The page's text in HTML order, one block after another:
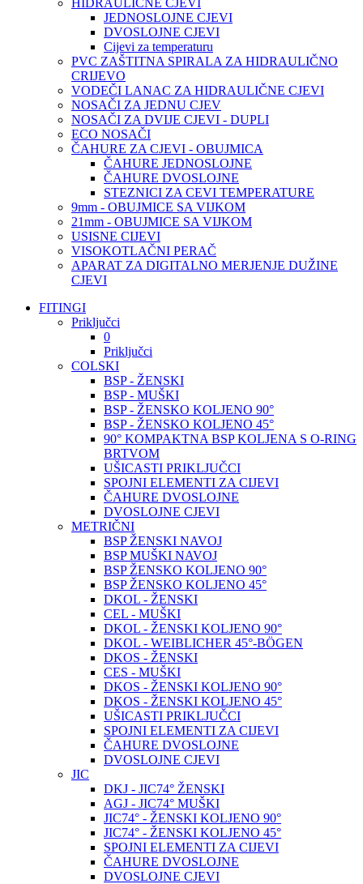
HIDRAULIČNE CJEVI
JEDNOSLOJNE CJEVI
DVOSLOJNE CJEVI
Cijevi za temperaturu
PVC ZAŠTITNA SPIRALA ZA HIDRAULIČNO
CRIJEVO
VODEČI LANAC ZA HIDRAULIČNE CJEVI
NOSAČI ZA JEDNU CJEV
NOSAČI ZA DVIJE CJEVI - DUPLI
ECO NOSAČI
ČAHURE ZA CJEVI - OBUJMICA
ČAHURE JEDNOSLOJNE
ČAHURE DVOSLOJNE
STEZNICI ZA CEVI TEMPERATURE
9mm - OBUJMICE SA VIJKOM
21mm - OBUJMICE SA VIJKOM
USISNE CIJEVI
VISOKOTLAČNI PERAČ
APARAT ZA DIGITALNO MERJENJE DUŽINE
CJEVI
FITINGI
Priključci
0
Priključci
COLSKI
BSP - ŽENSKI
BSP - MUŠKI
BSP - ŽENSKO KOLJENO 90°
BSP - ŽENSKO KOLJENO 45°
90° KOMPAKTNA BSP KOLJENA S O-RING
BRTVOM
UŠICASTI PRIKLJUČCI
SPOJNI ELEMENTI ZA CIJEVI
ČAHURE DVOSLOJNE
DVOSLOJNE CJEVI
METRIČNI
BSP ŽENSKI NAVOJ
BSP MUŠKI NAVOJ
BSP ŽENSKO KOLJENO 90°
BSP ŽENSKO KOLJENO 45°
DKOL - ŽENSKI
CEL - MUŠKI
DKOL - ŽENSKI KOLJENO 90°
DKOL - WEIBLICHER 45°-BÖGEN
DKOS - ŽENSKI
CES - MUŠKI
DKOS - ŽENSKI KOLJENO 90°
DKOS - ŽENSKI KOLJENO 45°
UŠICASTI PRIKLJUČCI
SPOJNI ELEMENTI ZA CIJEVI
ČAHURE DVOSLOJNE
DVOSLOJNE CJEVI
JIC
DKJ - JIC74° ŽENSKI
AGJ - JIC74° MUŠKI
JIC74° - ŽENSKI KOLJENO 90°
JIC74° - ŽENSKI KOLJENO 45°
SPOJNI ELEMENTI ZA CIJEVI
ČAHURE DVOSLOJNE
DVOSLOJNE CJEVI